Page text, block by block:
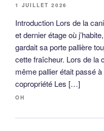
1 JUILLET 2026
Introduction Lors de la
et dernier étage où
gardait sa porte pallière
cette fraîcheur. Lors de la
même pallier était passé
copropriété Les […]
OH